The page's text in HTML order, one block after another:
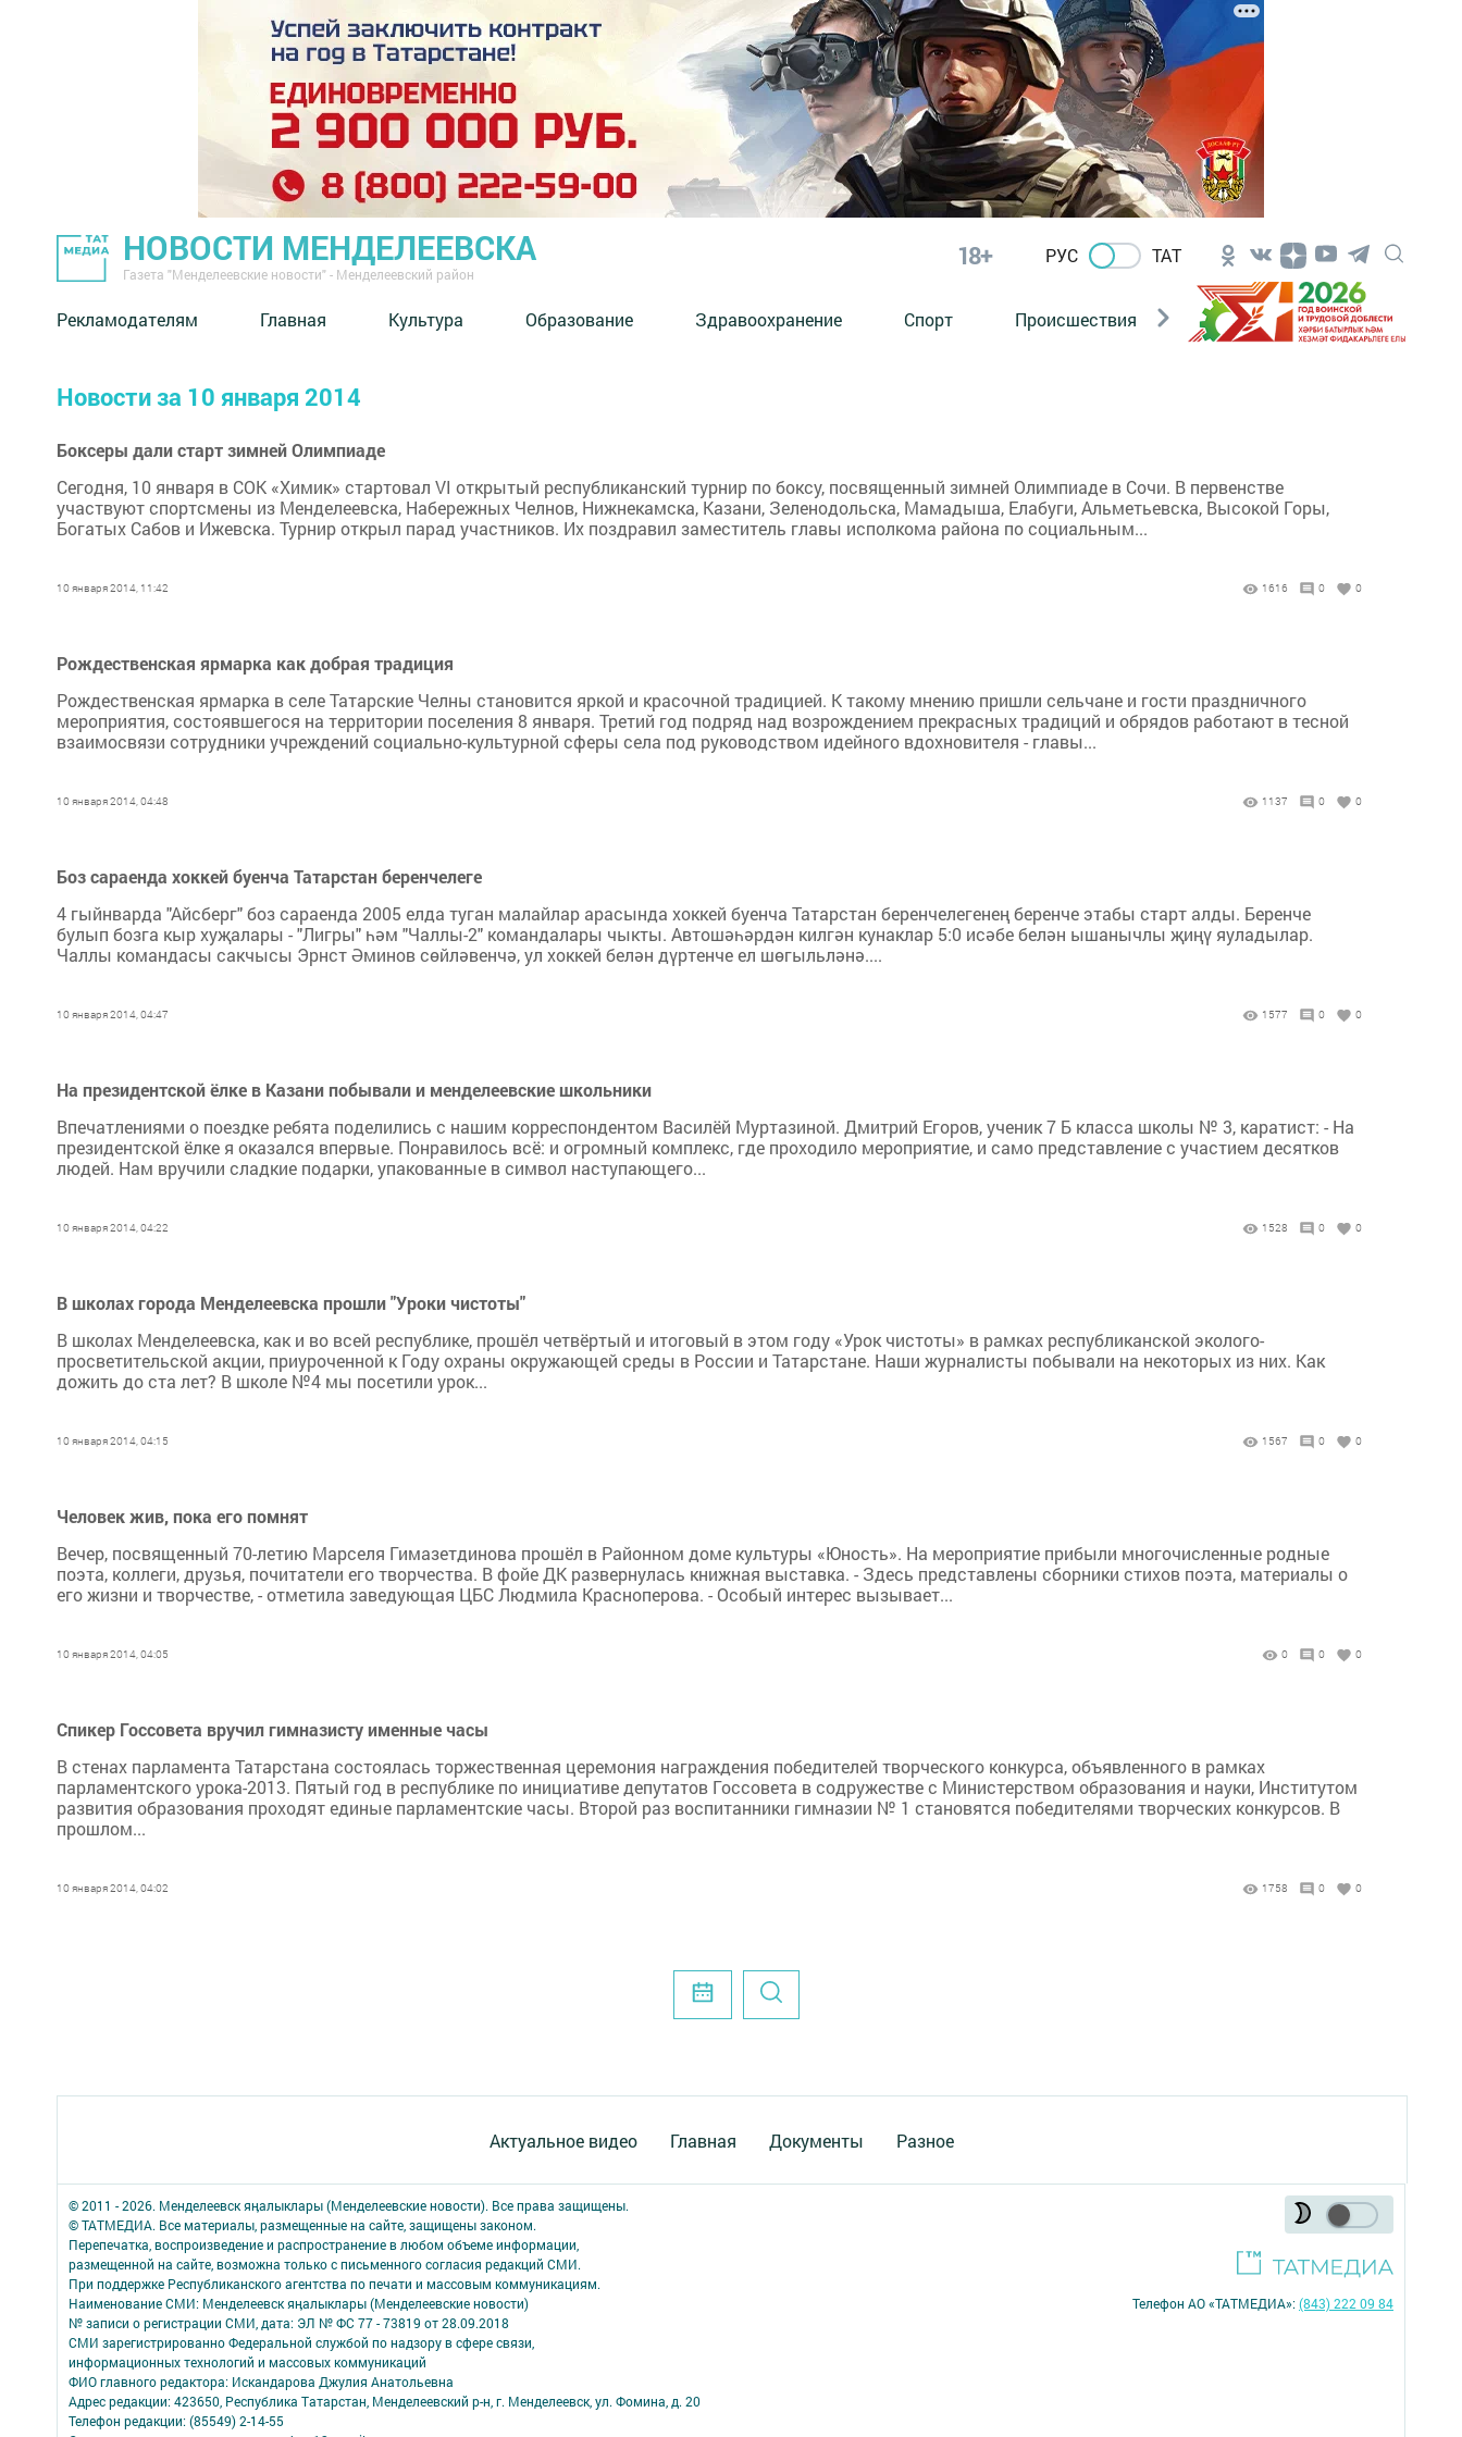
НОВОСТИ МЕНДЕЛЕЕВСКА
Газета "Менделеевские новости" - Менделеевский район
18+ РУС ТАТ
Рекламодателям Главная Культура Образование Здравоохранение Спорт Происшествия Новости Госавтоинспекции
Новости за 10 января 2014
Боксеры дали старт зимней Олимпиаде
Сегодня, 10 января в СОК «Химик» стартовал VI открытый республиканский турнир по боксу, посвященный зимней Олимпиаде в Сочи. В первенстве
участвуют спортсмены из Менделеевска, Набережных Челнов, Нижнекамска, Казани, Зеленодольска, Мамадыша, Елабуги, Альметьевска, Высокой Горы,
Богатых Сабов и Ижевска. Турнир открыл парад участников. Их поздравил заместитель главы исполкома района по социальным...
10 января 2014, 11:42 1616 0 0
Рождественская ярмарка как добрая традиция
Рождественская ярмарка в селе Татарские Челны становится яркой и красочной традицией. К такому мнению пришли сельчане и гости праздничного
мероприятия, состоявшегося на территории поселения 8 января. Третий год подряд над возрождением прекрасных традиций и обрядов работают в тесной
взаимосвязи сотрудники учреждений социально-культурной сферы села под руководством идейного вдохновителя - главы...
10 января 2014, 04:48 1137 0 0
Боз сараенда хоккей буенча Татарстан беренчелеге
4 гыйнварда "Айсберг" боз сараенда 2005 елда туган малайлар арасында хоккей буенча Татарстан беренчелегенең беренче этабы старт алды. Беренче
булып бозга кыр хуҗалары - "Лигры" һәм "Чаллы-2" командалары чыкты. Автошәһәрдән килгән кунаклар 5:0 исәбе белән ышанычлы җиңү яуладылар.
Чаллы командасы сакчысы Эрнст Әминов сөйләвенчә, ул хоккей белән дүртенче ел шөгыльләнә....
10 января 2014, 04:47 1577 0 0
На президентской ёлке в Казани побывали и менделеевские школьники
Впечатлениями о поездке ребята поделились с нашим корреспондентом Василёй Муртазиной. Дмитрий Егоров, ученик 7 Б класса школы № 3, каратист: - На
президентской ёлке я оказался впервые. Понравилось всё: и огромный комплекс, где проходило мероприятие, и само представление с участием десятков
людей. Нам вручили сладкие подарки, упакованные в символ наступающего...
10 января 2014, 04:22 1528 0 0
В школах города Менделеевска прошли "Уроки чистоты"
В школах Менделеевска, как и во всей республике, прошёл четвёртый и итоговый в этом году «Урок чистоты» в рамках республиканской эколого-
просветительской акции, приуроченной к Году охраны окружающей среды в России и Татарстане. Наши журналисты побывали на некоторых из них. Как
дожить до ста лет? В школе №4 мы посетили урок...
10 января 2014, 04:15 1567 0 0
Человек жив, пока его помнят
Вечер, посвященный 70-летию Марселя Гимазетдинова прошёл в Районном доме культуры «Юность». На мероприятие прибыли многочисленные родные
поэта, коллеги, друзья, почитатели его творчества. В фойе ДК развернулась книжная выставка. - Здесь представлены сборники стихов поэта, материалы о
его жизни и творчестве, - отметила заведующая ЦБС Людмила Красноперова. - Особый интерес вызывает...
10 января 2014, 04:05 0 0 0
Спикер Госсовета вручил гимназисту именные часы
В стенах парламента Татарстана состоялась торжественная церемония награждения победителей творческого конкурса, объявленного в рамках
парламентского урока-2013. Пятый год в республике по инициативе депутатов Госсовета в содружестве с Министерством образования и науки, Институтом
развития образования проходят единые парламентские часы. Второй раз воспитанники гимназии № 1 становятся победителями творческих конкурсов. В
прошлом...
10 января 2014, 04:02 1758 0 0
Актуальное видео Главная Документы Разное
© 2011 - 2026. Менделеевск яӊалыклары (Менделеевские новости). Все права защищены.
© ТАТМЕДИА. Все материалы, размещенные на сайте, защищены законом.
Перепечатка, воспроизведение и распространение в любом объеме информации,
размещенной на сайте, возможна только с письменного согласия редакций СМИ.
При поддержке Республиканского агентства по печати и массовым коммуникациям.
Наименование СМИ: Менделеевск яӊалыклары (Менделеевские новости)
№ записи о регистрации СМИ, дата: ЭЛ № ФС 77 - 73819 от 28.09.2018
СМИ зарегистрированно Федеральной службой по надзору в сфере связи,
информационных технологий и массовых коммуникаций
ФИО главного редактора: Искандарова Джулия Анатольевна
Адрес редакции: 423650, Республика Татарстан, Менделеевский р-н, г. Менделеевск, ул. Фомина, д. 20
Телефон редакции: (85549) 2-14-55
Телефон АО «ТАТМЕДИА»:(843) 222 09 84